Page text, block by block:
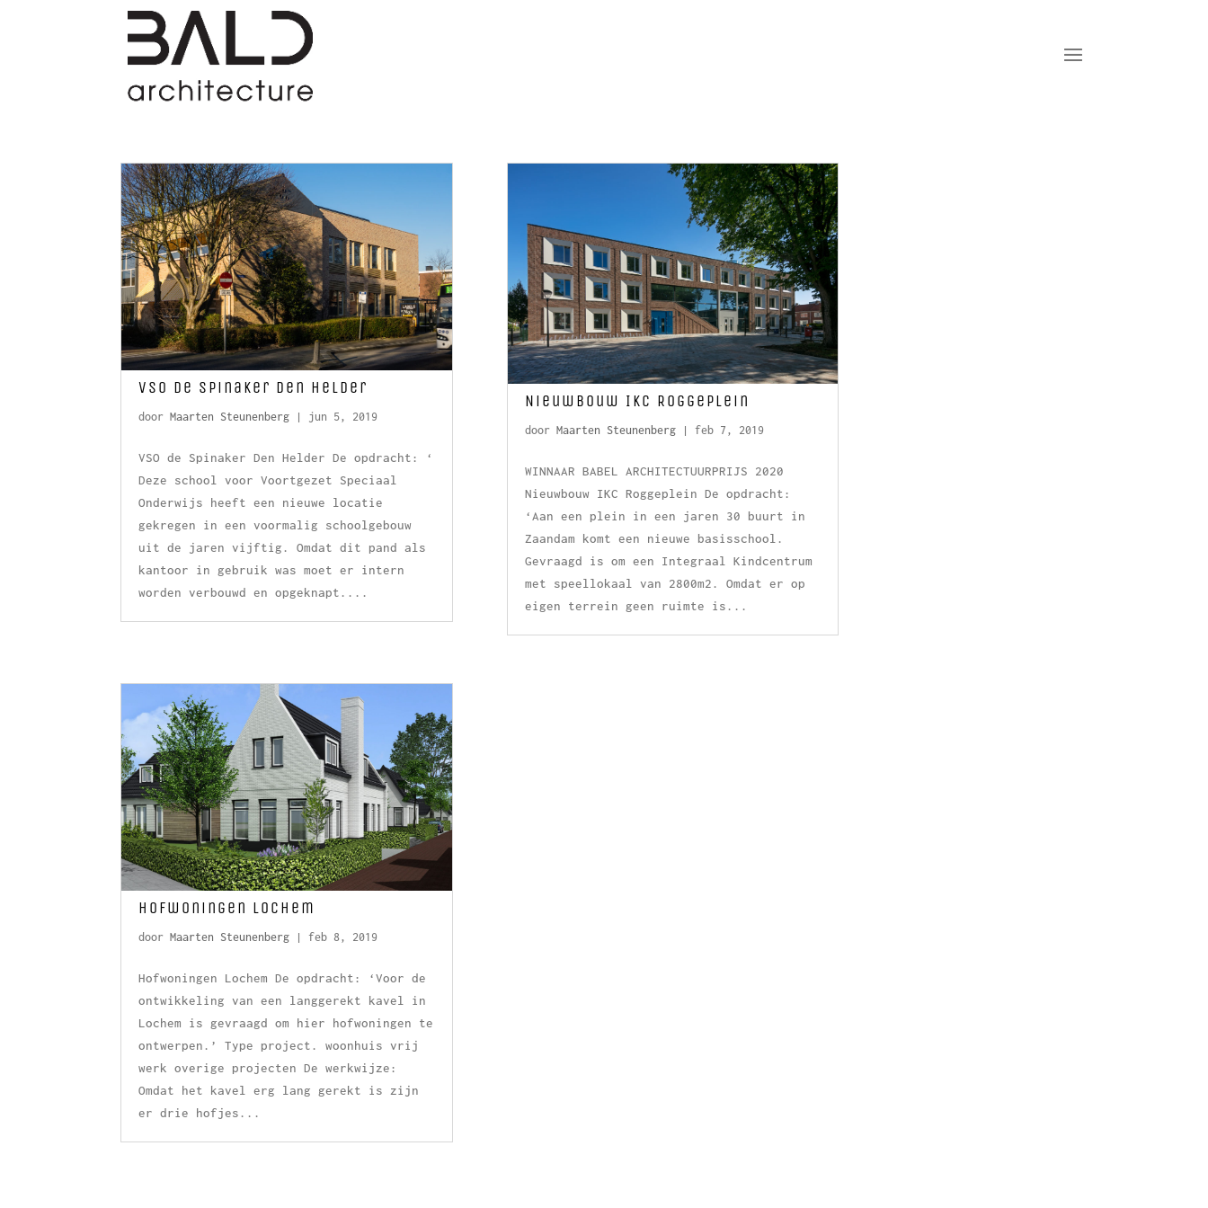
VSO de Spinaker Den Helder
doorMaarten Steunenberg | jun 5, 2019
VSO de Spinaker Den Helder De opdracht: ‘
Deze school voor Voortgezet Speciaal
Onderwijs heeft een nieuwe locatie
gekregen in een voormalig schoolgebouw
uit de jaren vijftig. Omdat dit pand als
kantoor in gebruik was moet er intern
worden verbouwd en opgeknapt....
Hofwoningen Lochem
doorMaarten Steunenberg |feb 8, 2019
Hofwoningen Lochem De opdracht: ‘Voor de
ontwikkeling van een langgerekt kavel in
Lochem is gevraagd om hier hofwoningen te
ontwerpen.’ Type project. woonhuis vrij
werk overige projecten De werkwijze:
Omdat het kavel erg lang gerekt is zijn
er drie hofjes...
Nieuwbouw IKC Roggeplein
door Maarten Steunenberg| feb 7, 2019
WINNAAR BABEL ARCHITECTUURPRIJS 2020
Nieuwbouw IKC Roggeplein De opdracht:
‘Aan een plein in een jaren 30 buurt in
Zaandam komt een nieuwe basisschool.
Gevraagd is om een Integraal Kindcentrum
met speellokaal van 2800m2. Omdat er op
eigen terrein geen ruimte is...